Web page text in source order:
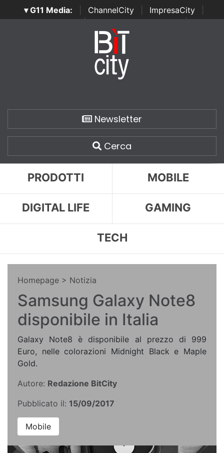
▾ G11 Media: ChannelCity ImpresaCity
SecurityOpenLab | Italian Channel Awards | Italian
Italian Security Awards
Newsletter
Cerca
PRODOTTI MOBILE
DIGITAL LIFE GAMING
TECH
Homepage > Notizia
Samsung Galaxy Note8
disponibile in Italia
Galaxy Note8 è disponibile al prezzo di 999
Euro, nelle colorazioni Midnight Black e Maple
Gold.
Autore: Redazione BitCity
Pubblicato il: 15/09/2017
Mobile